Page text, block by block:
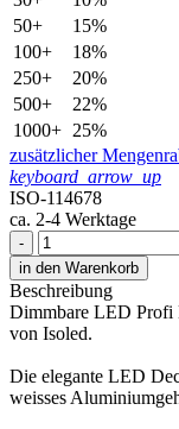
50+
15%
100+
18%
250+
20%
500+
22%
1000+ 25%
zusätzlicher
keyboard_arrow_up
ISO-114678
ca. 2-4 Werktage
-
in den Warenkorb
Beschreibung
Dimmbare LED Profi
von Isoled.
Die elegante LED
weisses